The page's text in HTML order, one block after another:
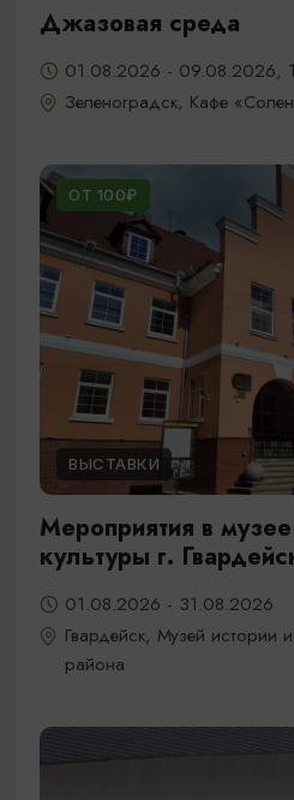
Джазовая среда
01.08.2026 - 09.08.2026,
Зеленоградск, Кафе
ОТ 100₽
ВЫСТАВКИ
Мероприятия в
культуры г.
01.08.2026 - 31.08.2026
Гвардейск, Музей истории
района